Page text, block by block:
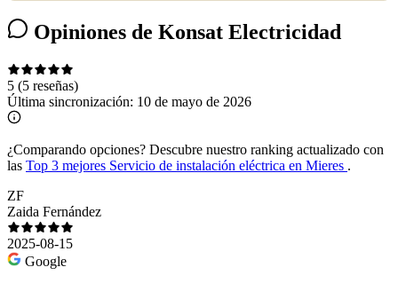
Opiniones de Konsat Electricidad
5 (5 reseñas)
Última sincronización: 10 de mayo de 2026
¿Comparando opciones? Descubre nuestro ranking actualizado con
las Top 3 mejores Servicio de instalación eléctrica en Mieres .
ZF
Zaida Fernández
2025-08-15
Google